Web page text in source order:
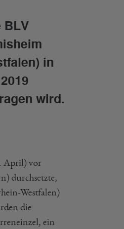
BLV
in
wird.
April) vor
durchsetzte,
Westfalen)
die
ein